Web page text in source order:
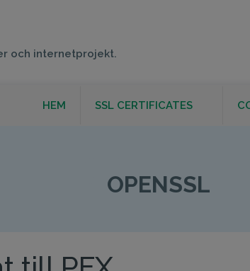
och internetprojekt.
HEM SSL CERTIFICATES
OPENSSL
OPENSSL